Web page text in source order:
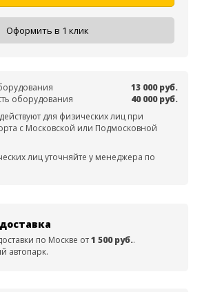
Оформить в 1 клик
13 000 руб.
оборудования
40 000 руб.
для физических лиц при
с Московской или Подмосковной
лиц уточняйте у менеджера по
по Москве от1 500 руб..
автопарк.